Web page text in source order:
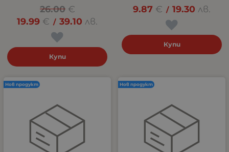
26.00 €
19.99 € / 39.10 лв.
Купи
9.87 € / 19.30 лв.
Купи
Нов продукт Нов продукт